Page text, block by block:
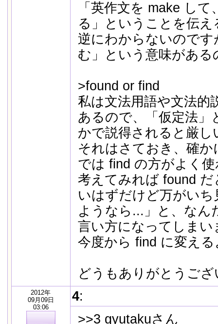
「英作文を make し
る」ということを伝
逆にわからないので
む」という意味がある
>found or find
私は文法用語や文法的
あるので、「仮定法」
かで説得されると厳し
それはさておき、確
では find の方がよく
考えてみれば found
いはずだけど万がいち
ようなら...」と、なん
言い方になってしまい
今度から find に変え
どうもありがとうご
2012年
09月09日
03:06
4:
>>3 gyutakuさん